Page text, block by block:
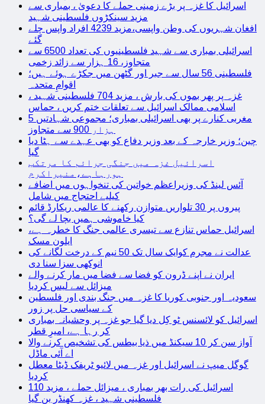
اسرائیل کا غزہ پر بڑے زمینی حملے کا دعویٰ ، بمباری سے
مزید سینکڑوں فلسطینی شہید
افغان شہریوں کی وطن واپسی،مزید 4239 افراد واپس چلے
گئے
اسرائیلی بمباری سے شہید فلسطینیوں کی تعداد 6500 سے
متجاوز، 16 ہزار سے زائد زخمی
فلسطینی 56 سال سے جبر اور گٹھن میں جکڑے ہوئے ہیں؛
اقوامِ متحدہ
غزہ پر پھر بموں کی بارش ، مزید 704 فلسطینی شہید ،
اسلامی ممالک اسرائیل سے تعلقات ختم کریں ، حماس
مغربی کنارے پر بھی اسرائیلی بمباری؛ مجموعی شہادتیں 5
ہزار 900 سے متجاوز
چین؛ وزیر خارجہ کے بعد وزیر دفاع کو بھی عہدے سے ہٹا دیا
گیا
اسرائیل غزہ میں جنگی جرائم کا مرتکب
ہورہاہے،منیراکرم
آئس لینڈ کی وزیراعظم خواتین کی تنخواہوں میں اضافے
کیلیے احتجاج میں شامل
پیروں پر 30 تلواریں متوازن رکھنے کا عالمی ریکارڈ قائم
کیا خاموشی ہمیں بچا لے گی؟
اسرائیل حماس تنازع سے تیسری عالمی جنگ کا خطرہ ہے،
ایلون مسک
عدالت نے مجرم کوایک سال تک 50 نیم کے درخت لگانے کی
انوکھی سزا سنا دی
ایران نے اپنے ڈرون کو فضا سے فضا میں مار کرنے والے
میزائل سے لیس کردیا
سعودیہ اور جنوبی کوریا کا غزہ میں جنگ بندی اور فلسطین
کے سیاسی حل پر زور
اسرائیل کو لائسنس ٹو کِل دیا گیا جو غزہ پر وحشیانہ بمباری
کر رہا ہے، امیرِ قطر
آواز سن کر 10 سیکنڈ میں ذیا بیطس کی تشخیص کرنے والا
اے آئی ماڈل
گوگل میپ نے اسرائیل اور غزہ میں لائیو ٹریفک ڈیٹا معطل
کردیا
اسرائیل کی رات بھر بمباری ، میزائل حملے ، مزید 110
فلسطینی شہید ، غزہ کھنڈر بن گیا